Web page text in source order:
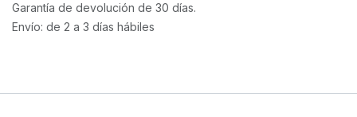
Garantía de devolución de 30 días.
Envío: de 2 a 3 días hábiles